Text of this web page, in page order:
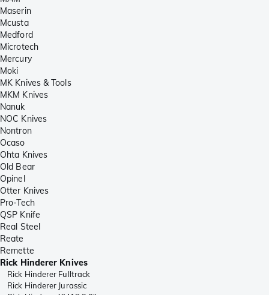
Maserin
Mcusta
Medford
Microtech
Mercury
Moki
MK Knives & Tools
MKM Knives
Nanuk
NOC Knives
Nontron
Ocaso
Ohta Knives
Old Bear
Opinel
Otter Knives
Pro-Tech
QSP Knife
Real Steel
Reate
Remette
Rick Hinderer Knives
Rick Hinderer Fulltrack
Rick Hinderer Jurassic